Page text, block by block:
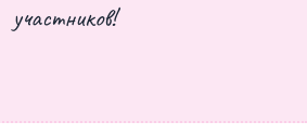
участников!